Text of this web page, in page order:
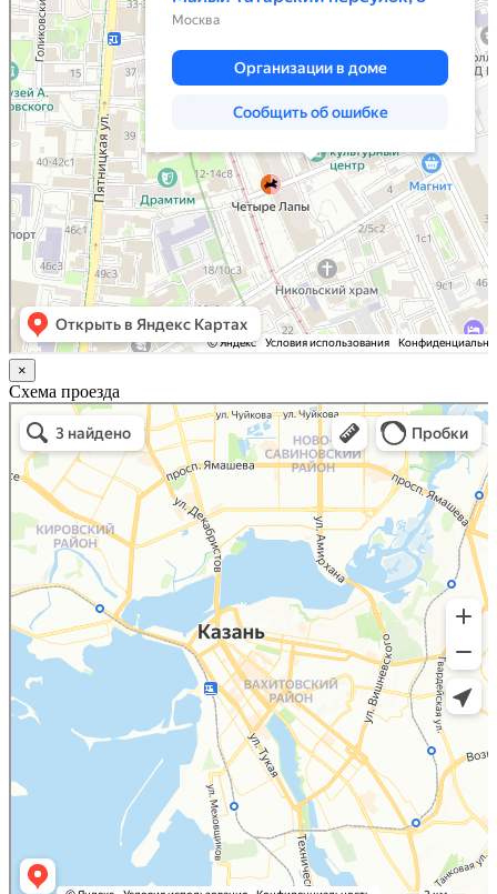
×
Схема проезда
Казань
Малый Татарский переулок, 8 на карте Москвы, ближайшее метро Новокузнецкая —
Яндекс.Карты